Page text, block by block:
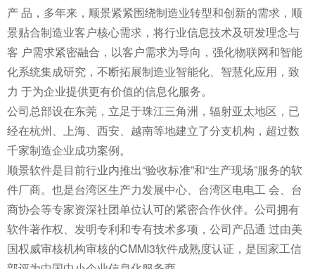
产 品，多年来，顺景紧紧围绕制造业转型和创新的需求，顺
景贴合制造业客户核心需求，将行业信息技术及研发理念与
客 户需求紧密融合，以客户需求为导向，强化物联网和智能
化系统集成研究，不断拓展制造业智能化、智慧化应用，致
力 于为企业提供更有价值的信息化服务。
公司总部设在东莞，立足于珠江三角洲，辐射亚太地区，已
经在杭州、上海、西安、越南等地建立了分支机构，超过数
千家制造企业成功案例。
顺景软件是目前行业内推出“验收标准”和“生产现场”服务的软
件厂商。也是台湾区生产力发展中心、台湾区电电工 会、台
商协会等专家资深社团单位认可的紧密合作伙伴。公司拥有
软件著作权、发明专利和专有技术多项，公司产品通 过由美
国权威审核机构审核的CMMI3软件成熟度认证，是国家工信